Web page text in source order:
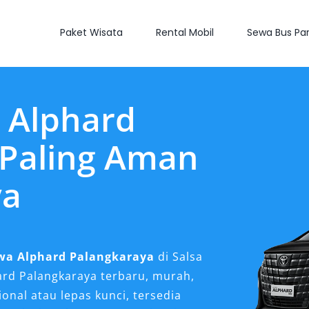
Paket Wisata Rental Mobil Sewa Bus
Alphard
Aman
Alphard Palangkaraya di Salsa
Palangkaraya terbaru, murah,
atau lepas kunci, tersedia